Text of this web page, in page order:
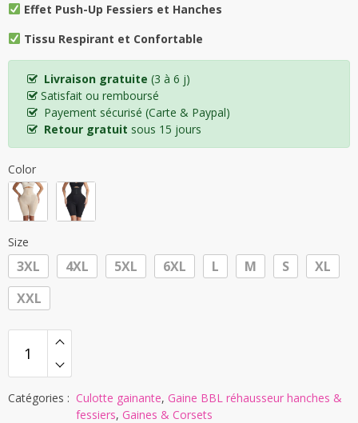
Effet Push-Up Fessiers et Hanches
Tissu Respirant et Confortable
Livraison gratuite (3 à 6 j)
Satisfait ou remboursé
Payement sécurisé (Carte & Paypal)
Retour gratuit sous 15 jours
Color
Size
3XL 4XL 5XL 6XL L M S
XL
XXL
Catégories : Culotte gainante, Gaine BBL réhausseur hanches &
fessiers, Gaines & Corsets